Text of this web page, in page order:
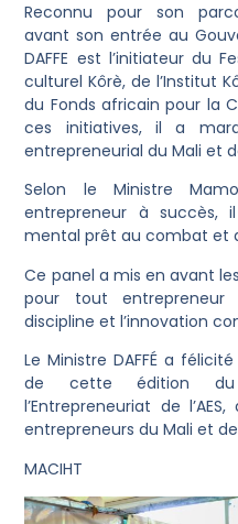
Reconnu pour son
avant son entrée au
DAFFE est l’initiateur du
culturel Kôrè, de l’Institut
du Fonds africain pour la
ces initiatives, il a
entrepreneurial du Mali et
Selon le Ministre
entrepreneur à succès,
mental prêt au combat et
Ce panel a mis en avant
pour tout
discipline et l’innovation
Le Ministre DAFFÉ a
de cette édition du
l’Entrepreneuriat de
entrepreneurs du Mali et
MACIHT